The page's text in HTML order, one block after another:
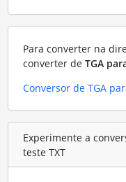
Para converter na
converter de TGA
Conversor de TGA
Experimente a
teste TXT